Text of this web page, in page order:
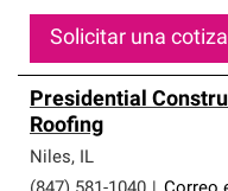
Solicitar una
Presidential
Roofing
Niles, IL